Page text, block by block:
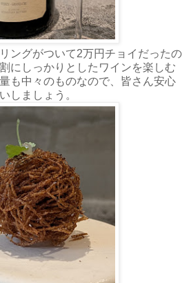
ングがついて2万円チョイだったの
にしっかりとしたワインを楽しむ
も中々のものなので、皆さん安心
しましょう。